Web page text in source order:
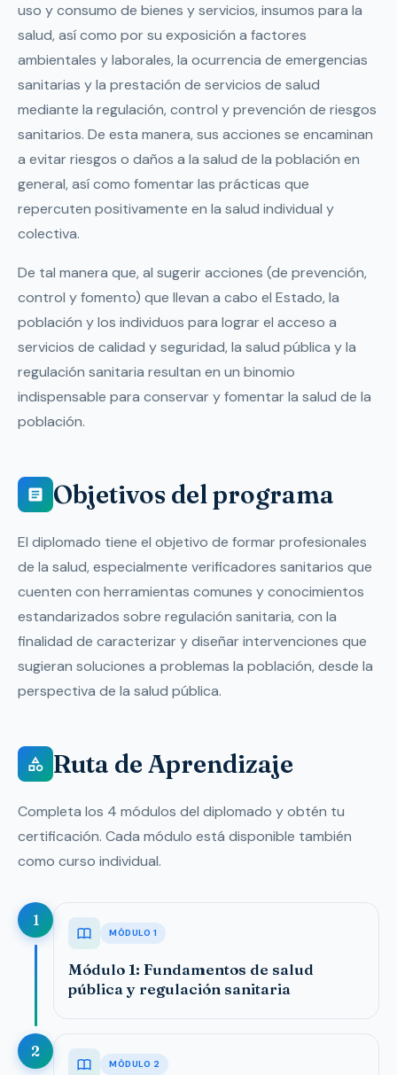
uso y consumo de bienes y servicios, insumos para la
salud, así como por su exposición a factores
ambientales y laborales, la ocurrencia de emergencias
sanitarias y la prestación de servicios de salud
mediante la regulación, control y prevención de riesgos
sanitarios. De esta manera, sus acciones se encaminan
a evitar riesgos o daños a la salud de la población en
general, así como fomentar las prácticas que
repercuten positivamente en la salud individual y
colectiva.
De tal manera que, al sugerir acciones (de prevención,
control y fomento) que llevan a cabo el Estado, la
población y los individuos para lograr el acceso a
servicios de calidad y seguridad, la salud pública y la
regulación sanitaria resultan en un binomio
indispensable para conservar y fomentar la salud de la
población.
Objetivos del programa
El diplomado tiene el objetivo de formar profesionales
de la salud, especialmente verificadores sanitarios que
cuenten con herramientas comunes y conocimientos
estandarizados sobre regulación sanitaria, con la
finalidad de caracterizar y diseñar intervenciones que
sugieran soluciones a problemas la población, desde la
perspectiva de la salud pública.
Ruta de Aprendizaje
Completa los 4 módulos del diplomado y obtén tu
certificación. Cada módulo está disponible también
como curso individual.
1
MÓDULO 1
Módulo 1: Fundamentos de salud
pública y regulación sanitaria
2
MÓDULO 2